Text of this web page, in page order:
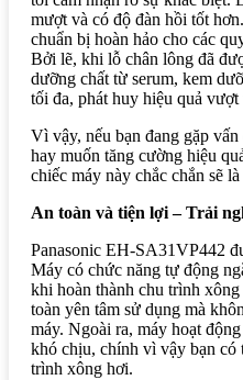
mượt và có độ đàn hồi tốt
chuẩn bị hoàn hảo cho các
Bởi lẽ, khi lỗ chân lông đã
dưỡng chất từ serum, kem
tối đa, phát huy hiệu quả vượt
Vì vậy, nếu bạn đang gặp
hay muốn tăng cường hiệu
chiếc máy này chắc chắn sẽ
An toàn và tiện lợi – Trải
Panasonic EH-SA31VP442
Máy có chức năng tự động
khi hoàn thành chu trình
toàn yên tâm sử dụng mà
máy. Ngoài ra, máy hoạt
khó chịu, chính vì vậy bạn có
trình xông hơi.